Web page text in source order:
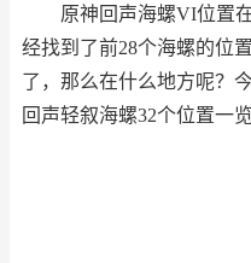
原神回声海螺VI位置在
经找到了前28个海螺的位
了，那么在什么地方呢？
回声轻叙海螺32个位置一览